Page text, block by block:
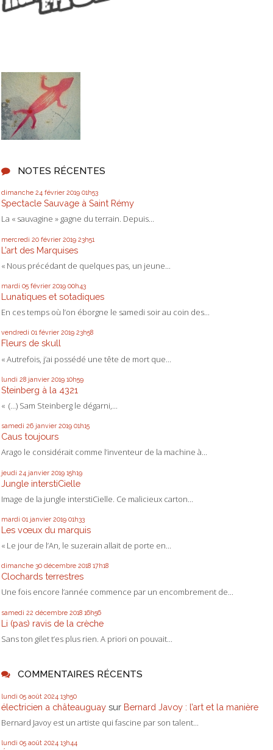
NOTES RÉCENTES
dimanche 24 février 2019 01h53
Spectacle Sauvage à Saint Rémy
La « sauvagine » gagne du terrain. Depuis...
mercredi 20 février 2019 23h51
L’art des Marquises
« Nous précédant de quelques pas, un jeune...
mardi 05 février 2019 00h43
Lunatiques et sotadiques
En ces temps où l’on éborgne le samedi soir au coin des...
vendredi 01 février 2019 23h58
Fleurs de skull
« Autrefois, j’ai possédé une tête de mort que...
lundi 28 janvier 2019 10h59
Steinberg à la 4321
« (…) Sam Steinberg le dégarni,...
samedi 26 janvier 2019 01h15
Caus toujours
Arago le considérait comme l’inventeur de la machine à...
jeudi 24 janvier 2019 15h19
Jungle interstiCielle
Image de la jungle interstiCielle. Ce malicieux carton...
mardi 01 janvier 2019 01h33
Les vœux du marquis
« Le jour de l’An, le suzerain allait de porte en...
dimanche 30 décembre 2018 17h18
Clochards terrestres
Une fois encore l’année commence par un encombrement de...
samedi 22 décembre 2018 16h56
Li (pas) ravis de la crèche
Sans ton gilet t’es plus rien. A priori on pouvait...
COMMENTAIRES RÉCENTS
lundi 05 août 2024 13h50
électricien a châteauguay sur Bernard Javoy : l’art et la manière
Bernard Javoy est un artiste qui fascine par son talent...
lundi 05 août 2024 13h44